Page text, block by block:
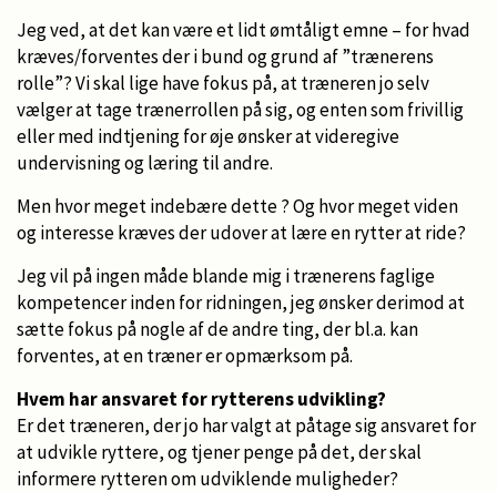
Jeg ved, at det kan være et lidt ømtåligt emne – for hvad
kræves/forventes der i bund og grund af ”trænerens
rolle”? Vi skal lige have fokus på, at træneren jo selv
vælger at tage trænerrollen på sig, og enten som frivillig
eller med indtjening for øje ønsker at videregive
undervisning og læring til andre.
Men hvor meget indebære dette ? Og hvor meget viden
og interesse kræves der udover at lære en rytter at ride?
Jeg vil på ingen måde blande mig i trænerens faglige
kompetencer inden for ridningen, jeg ønsker derimod at
sætte fokus på nogle af de andre ting, der bl.a. kan
forventes, at en træner er opmærksom på.
Hvem har ansvaret for rytterens udvikling?
Er det træneren, der jo har valgt at påtage sig ansvaret for
at udvikle ryttere, og tjener penge på det, der skal
informere rytteren om udviklende muligheder?